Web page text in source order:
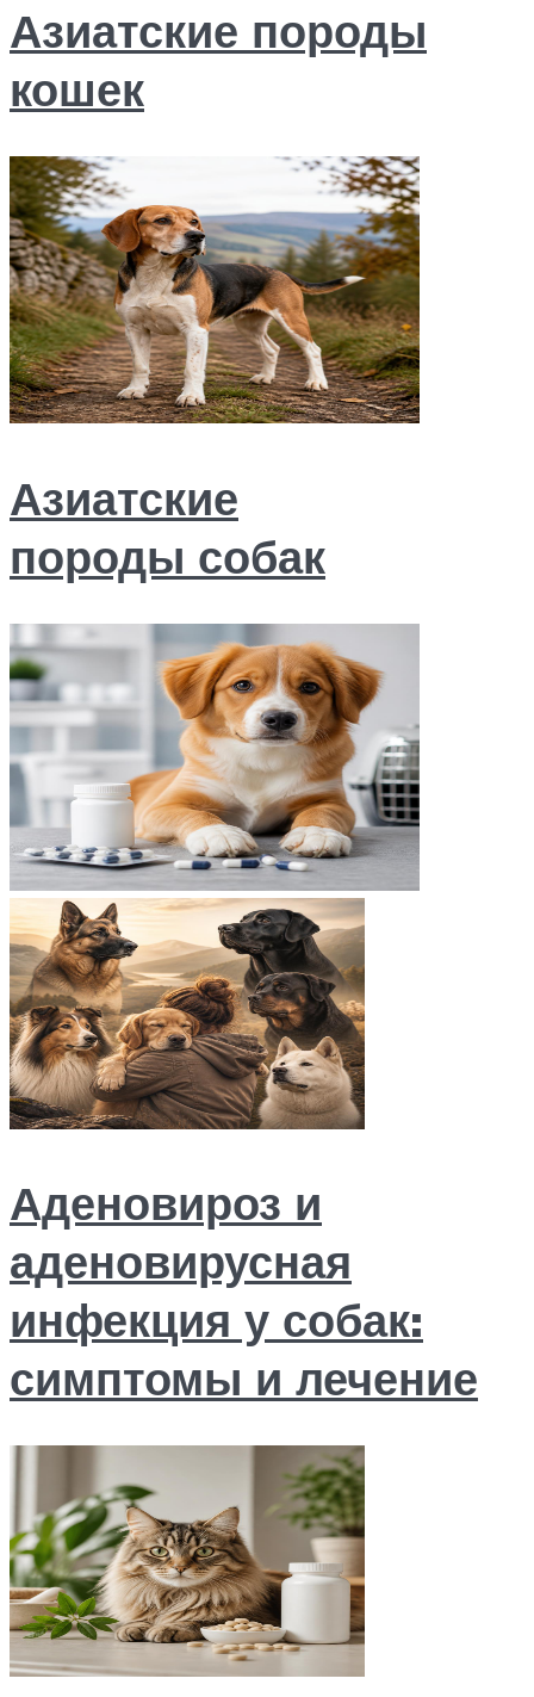
Азиатские породы
кошек
Азиатские
породы собак
Аденовироз и
аденовирусная
инфекция у собак:
симптомы и лечение